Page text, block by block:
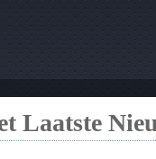
Laatste